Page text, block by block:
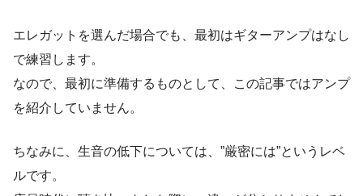
エレガットを選んだ場合でも、最初はギターアンプはなし
で練習します。
なので、最初に準備するものとして、この記事ではアンプ
を紹介していません。
ちなみに、生音の低下については、”厳密には”というレベ
ルです。